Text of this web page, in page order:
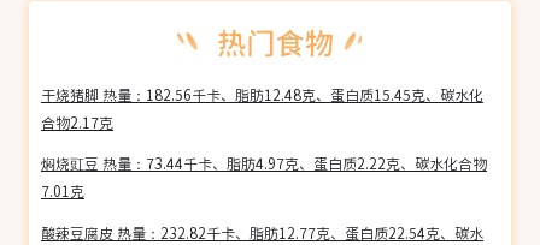
干烧猪脚 热量：182.56千卡、脂肪12.48克、蛋白质15.45克、碳水化
合物2.17克
焖烧豇豆 热量：73.44千卡、脂肪4.97克、蛋白质2.22克、碳水化合物
7.01克
酸辣豆腐皮 热量：232.82千卡、脂肪12.77克、蛋白质22.54克、碳水